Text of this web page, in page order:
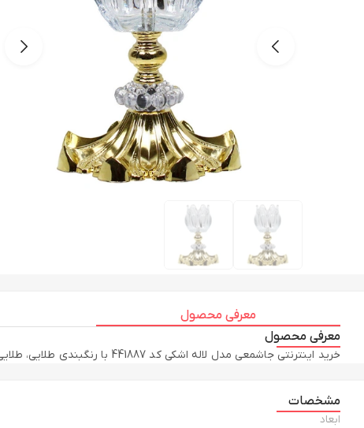
معرفی محصول
معرفی محصول
خرید اینترنتی جاشمعی مدل لاله اشکی کد 441887 با رنگبندی طلایی، طلایی براق، بی رنگ شفاف، نقره ای به همراه مقایسه، بررسی مشخصات و لیست قیمت امروز در فروشگاه اینترنتی نورهام لوستر
مشخصات
ابعاد